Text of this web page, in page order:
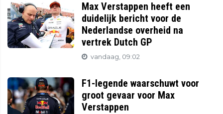
Max Verstappen heeft een
duidelijk bericht voor de
Nederlandse overheid na
vertrek Dutch GP
vandaag, 09:02
F1-legende waarschuwt voor
groot gevaar voor Max
Verstappen